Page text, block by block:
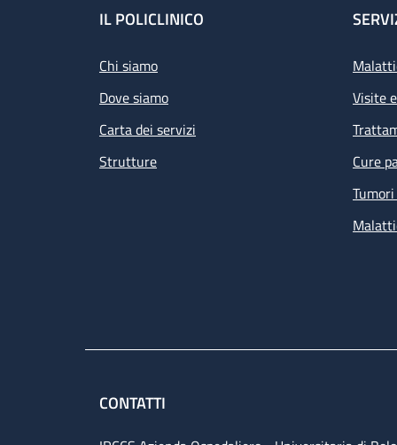
Footer
IL POLICLINICO
Chi siamo
Dove siamo
Carta dei servizi
Strutture
Visite
Cure
CONTATTI